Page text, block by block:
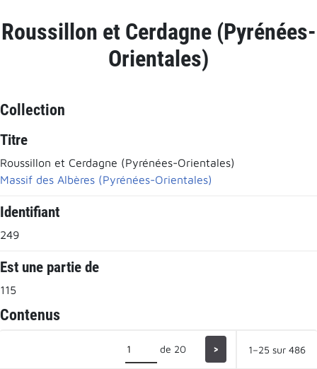
Roussillon et Cerdagne (Pyrénées-
Orientales)
Collection
Titre
Roussillon et Cerdagne (Pyrénées-Orientales)
Massif des Albères (Pyrénées-Orientales)
Identifiant
249
Est une partie de
115
Contenus
de 20 > 1–25 sur 486